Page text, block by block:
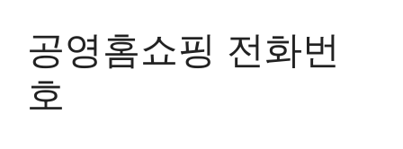
content공영홈쇼핑 전화번
호